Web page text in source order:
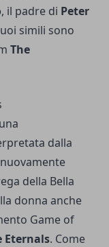
, il padre di Peter
simili sono
The
dalla
della Bella
donna anche
Game of
Eternals. Come